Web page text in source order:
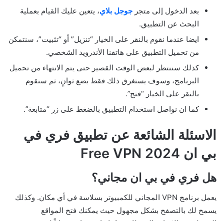
بعد الدخول إلى متجر جوجل بلاي، يتعين عليك القيام بعملية
البحث عن التطبيق.
ايضا عندما نقوم بالنقر على الخيار “تنزيل” أو “تثبيت”، سنتمكن
من تحميل التطبيق على هاتفنا الأندرويد الشخصي.
كذلك سننتظر لبعض الوقت القصير حتى يتم الانتهاء من تحميل
البرنامج، وسوف يستغرق ذلك فقط بضع ثوانٍ، ثم سنقوم
بالنقر على الخيار “فتح”.
كما ان نواصل استخدام التطبيق بالضغط على زر “متابعة”.
الاسئلة الشائعة عن تطبيق فري في
بي ان 2024 Free VPN
هل فري في بي ان مجاني؟
يعمل برنامج VPN المجاني للكمبيوتر بسلاسة في أي مكان. وكذلك
يسمح لك بالتصفح بشكل مجهول حيث يمكنك فتح المواقع